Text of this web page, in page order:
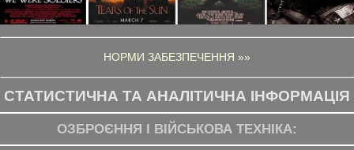
НОРМИ ЗАБЕЗПЕЧЕННЯ »»
СТАТИСТИЧНА ТА АНАЛІТИЧНА ІНФОРМАЦІЯ
ОЗБРОЄННЯ І ВІЙСЬКОВА ТЕХНІКА: